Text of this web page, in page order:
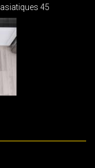
asiatiques 45